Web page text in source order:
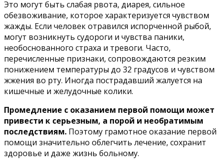
Это могут быть слабая рвота, диарея, сильное
обезвоживание, которое характеризуется чувством
жажды. Если человек отравился испорченной рыбой,
могут возникнуть судороги и чувства паники,
необоснованного страха и тревоги. Часто,
перечисленные признаки, сопровождаются резким
понижением температуры до 32 градусов и чувством
жжения во рту. Иногда пострадавший жалуется на
кишечные и желудочные колики.
Промедление с оказанием первой помощи может
привести к серьезным, а порой и необратимым
последствиям. Поэтому грамотное оказание первой
помощи значительно облегчить лечение, сохранит
здоровье и даже жизнь больному.